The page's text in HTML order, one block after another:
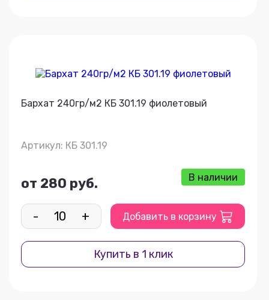
Бархат 240гр/м2 КБ 301.19 фиолетовый
Артикул: КБ 301.19
от 280 руб. В наличии
- + Добавить в корзину
Купить в 1 клик